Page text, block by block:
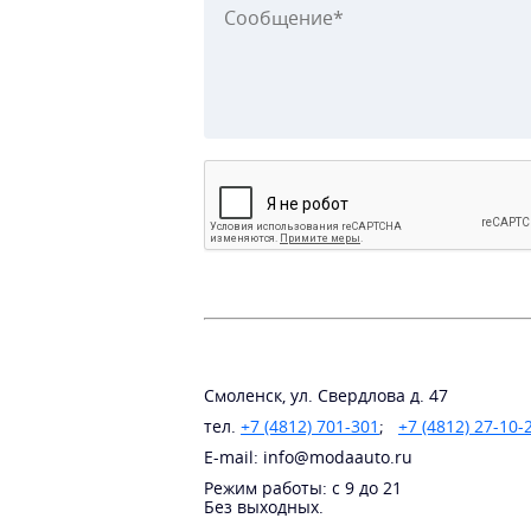
Смоленск, ул. Свердлова д. 47
тел. +7 (4812) 701-301 ; +7 (4812) 27-10-
E-mail: info@modaauto.ru
Режим работы: с 9 до 21
Без выходных.